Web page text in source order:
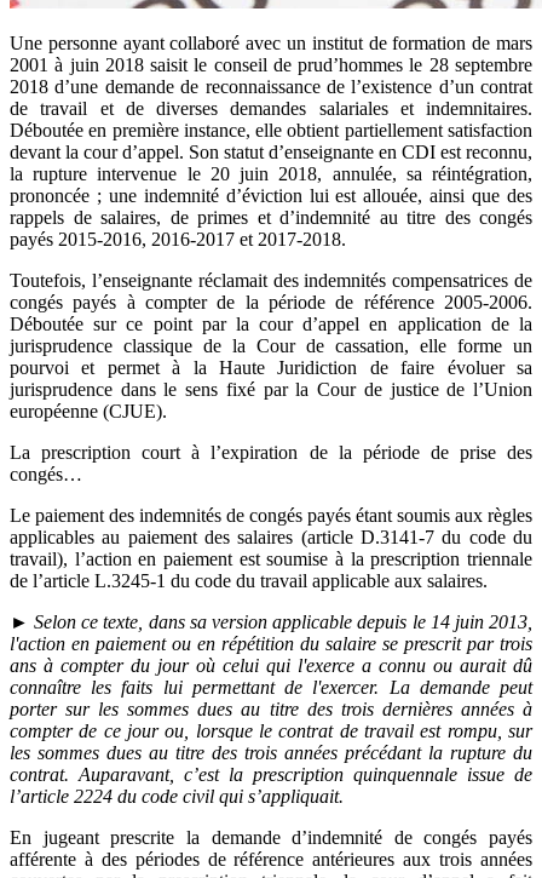
Une personne ayant collaboré avec un institut de formation de mars
2001 à juin 2018 saisit le conseil de prud’hommes le 28 septembre
2018 d’une demande de reconnaissance de l’existence d’un contrat
de travail et de diverses demandes salariales et indemnitaires.
Déboutée en première instance, elle obtient partiellement satisfaction
devant la cour d’appel. Son statut d’enseignante en CDI est reconnu,
la rupture intervenue le 20 juin 2018, annulée, sa réintégration,
prononcée ; une indemnité d’éviction lui est allouée, ainsi que des
rappels de salaires, de primes et d’indemnité au titre des congés
payés 2015-2016, 2016-2017 et 2017-2018.
Toutefois, l’enseignante réclamait des indemnités compensatrices de
congés payés à compter de la période de référence 2005-2006.
Déboutée sur ce point par la cour d’appel en application de la
jurisprudence classique de la Cour de cassation, elle forme un
pourvoi et permet à la Haute Juridiction de faire évoluer sa
jurisprudence dans le sens fixé par la Cour de justice de l’Union
européenne (CJUE).
La prescription court à l’expiration de la période de prise des
congés…
Le paiement des indemnités de congés payés étant soumis aux règles
applicables au paiement des salaires (article D.3141-7 du code du
travail), l’action en paiement est soumise à la prescription triennale
de l’article L.3245-1 du code du travail applicable aux salaires.
► Selon ce texte, dans sa version applicable depuis le 14 juin 2013,
l'action en paiement ou en répétition du salaire se prescrit par trois
ans à compter du jour où celui qui l'exerce a connu ou aurait dû
connaître les faits lui permettant de l'exercer. La demande peut
porter sur les sommes dues au titre des trois dernières années à
compter de ce jour ou, lorsque le contrat de travail est rompu, sur
les sommes dues au titre des trois années précédant la rupture du
contrat. Auparavant, c’est la prescription quinquennale issue de
l’article 2224 du code civil qui s’appliquait.
En jugeant prescrite la demande d’indemnité de congés payés
afférente à des périodes de référence antérieures aux trois années